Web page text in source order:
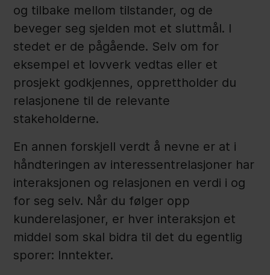
og tilbake mellom tilstander, og de
beveger seg sjelden mot et sluttmål. I
stedet er de pågående. Selv om for
eksempel et lovverk vedtas eller et
prosjekt godkjennes, opprettholder du
relasjonene til de relevante
stakeholderne.
En annen forskjell verdt å nevne er at i
håndteringen av interessentrelasjoner har
interaksjonen og relasjonen en verdi i og
for seg selv. Når du følger opp
kunderelasjoner, er hver interaksjon et
middel som skal bidra til det du egentlig
sporer: Inntekter.